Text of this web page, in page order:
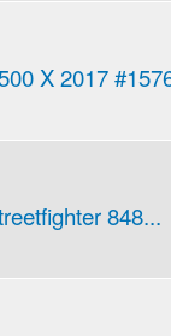
X 2017
848...